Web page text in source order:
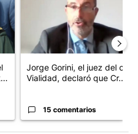
Jorge Gorini, el juez del caso
Vialidad, declaró que Cr...
15 comentarios